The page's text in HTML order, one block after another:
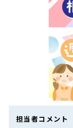
担当者コメント